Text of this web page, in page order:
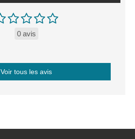
0 avis
Voir tous les avis